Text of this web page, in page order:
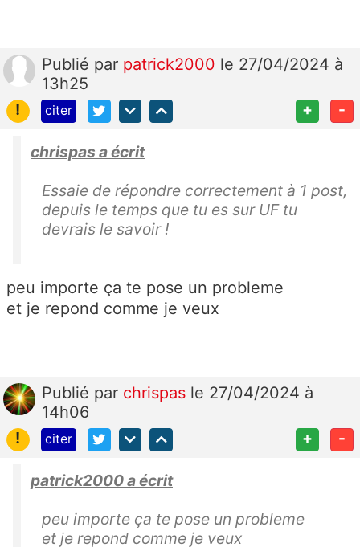
Publié par patrick2000 le 27/04/2024 à
13h25
!
citer + -
chrispas a écrit
Essaie de répondre correctement à 1 post,
depuis le temps que tu es sur UF tu
devrais le savoir !
peu importe ça te pose un probleme
et je repond comme je veux
Publié par chrispas le 27/04/2024 à
14h06
!
citer + -
patrick2000 a écrit
peu importe ça te pose un probleme
et je repond comme je veux